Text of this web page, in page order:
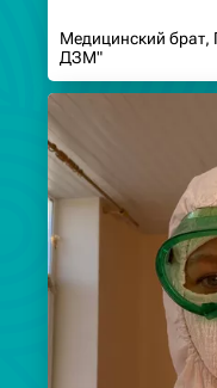
Медицинский
ДЗМ"